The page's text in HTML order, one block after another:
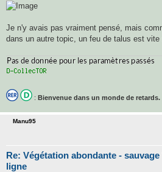
Je n'y avais pas vraiment pensé, mais
dans un autre topic, un feu de talus est vite
: Bienvenue dans un monde de retards.
Manu95
Re: Végétation abondante -
ligne